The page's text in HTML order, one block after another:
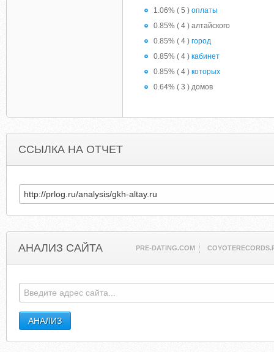
1.06% ( 5 ) оплаты
0.85% ( 4 ) алтайского
0.85% ( 4 ) город
0.85% ( 4 ) кабинет
0.85% ( 4 ) которых
0.64% ( 3 ) домов
ССЫЛКА НА ОТЧЕТ
АНАЛИЗ САЙТА PRE-DATING.COM